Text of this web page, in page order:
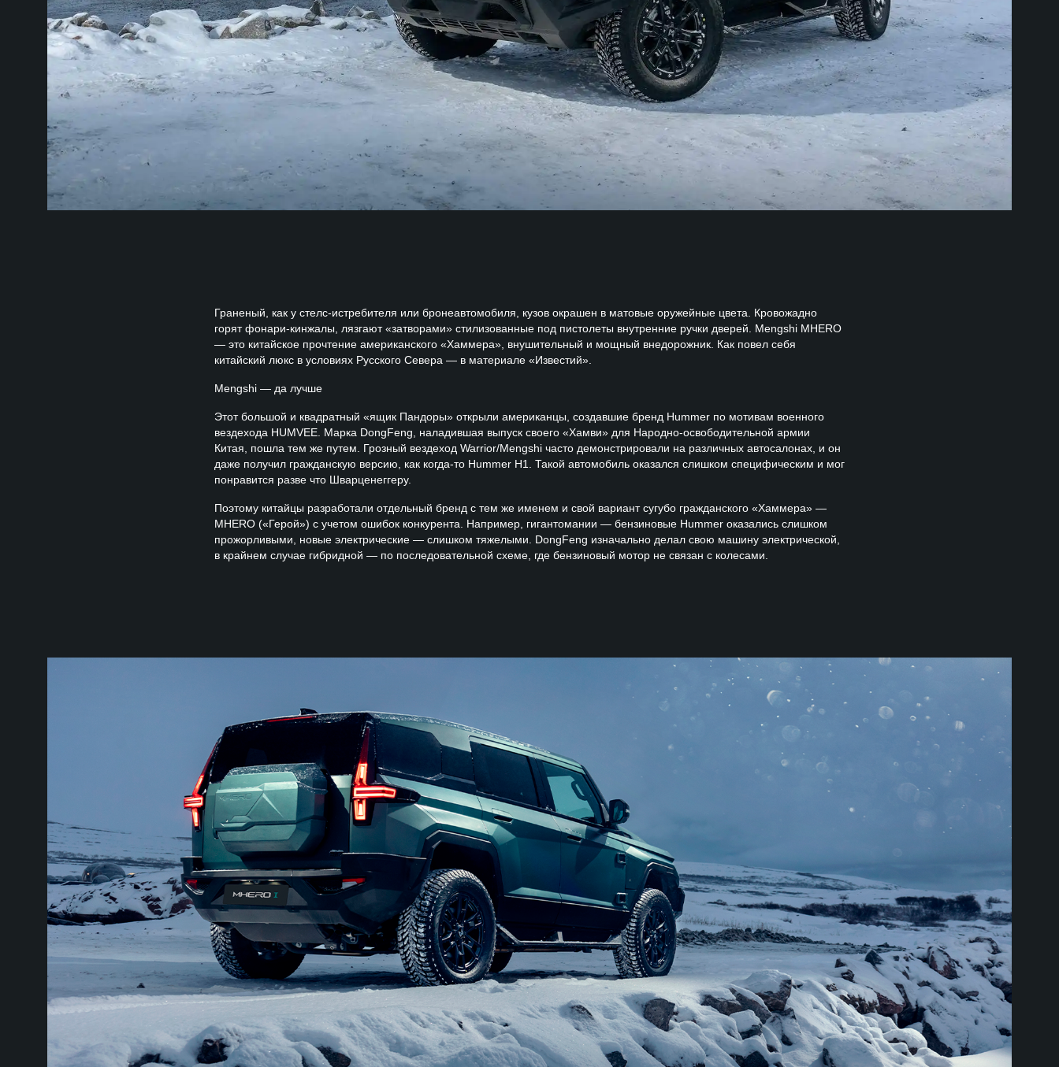
Граненый, как у стелс-истребителя или бронеавтомобиля, кузов окрашен в матовые оружейные цвета. Кровожадно
горят фонари-кинжалы, лязгают «затворами» стилизованные под пистолеты внутренние ручки дверей. Mengshi MHERO
— это китайское прочтение американского «Хаммера», внушительный и мощный внедорожник. Как повел себя
китайский люкс в условиях Русского Севера — в материале «Известий».
Mengshi — да лучше
Этот большой и квадратный «ящик Пандоры» открыли американцы, создавшие бренд Hummer по мотивам военного
вездехода HUMVEE. Марка DongFeng, наладившая выпуск своего «Хамви» для Народно-освободительной армии
Китая, пошла тем же путем. Грозный вездеход Warrior/Mengshi часто демонстрировали на различных автосалонах, и он
даже получил гражданскую версию, как когда-то Hummer H1. Такой автомобиль оказался слишком специфическим и мог
понравится разве что Шварценеггеру.
Поэтому китайцы разработали отдельный бренд с тем же именем и свой вариант сугубо гражданского «Хаммера» —
MHERO («Герой») с учетом ошибок конкурента. Например, гигантомании — бензиновые Hummer оказались слишком
прожорливыми, новые электрические — слишком тяжелыми. DongFeng изначально делал свою машину электрической,
в крайнем случае гибридной — по последовательной схеме, где бензиновый мотор не связан с колесами.